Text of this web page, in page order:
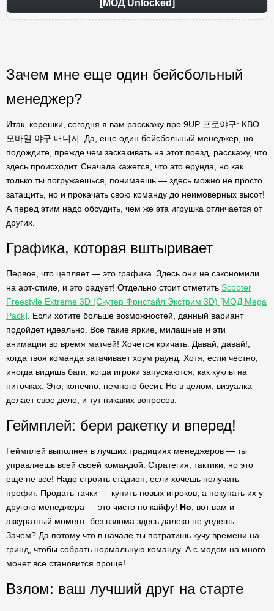
[МОД Unlocked]
Зачем мне еще один бейсбольный
менеджер?
Итак, корешки, сегодня я вам расскажу про 9UP 프로야구: KBO
모바일 야구 매니저. Да, еще один бейсбольный менеджер, но
подождите, прежде чем заскакивать на этот поезд, расскажу, что
здесь происходит. Сначала кажется, что это ерунда, но как
только ты погружаешься, понимаешь — здесь можно не просто
затащить, но и прокачать свою команду до неимоверных высот!
А перед этим надо обсудить, чем же эта игрушка отличается от
других.
Графика, которая вштыривает
Первое, что цепляет — это графика. Здесь они не сэкономили
на арт-стиле, и это радует! Отдельно стоит отметить Scooter
Freestyle Extreme 3D (Скутер Фристайл Экстрим 3D) [МОД Mega
Pack] . Если хотите больше возможностей, данный вариант
подойдет идеально. Все такие яркие, милашные и эти
анимации во время матчей! Хочется кричать: Давай, давай!,
когда твоя команда затачивает хоум раунд. Хотя, если честно,
иногда видишь баги, когда игроки запускаются, как куклы на
ниточках. Это, конечно, немного бесит. Но в целом, визуалка
делает свое дело, и тут никаких вопросов.
Геймплей: бери ракетку и вперед!
Геймплей выполнен в лучших традициях менеджеров — ты
управляешь всей своей командой. Стратегия, тактики, но это
еще не все! Надо строить стадион, если хочешь получать
профит. Продать тачки — купить новых игроков, а покупать их у
другого менеджера — это чисто по кайфу! Но , вот вам и
аккуратный момент: без взлома здесь далеко не уедешь.
Зачем? Да потому что в начале ты потратишь кучу времени на
гринд, чтобы собрать нормальную команду. А с модом на много
монет все становится проще!
Взлом: ваш лучший друг на старте